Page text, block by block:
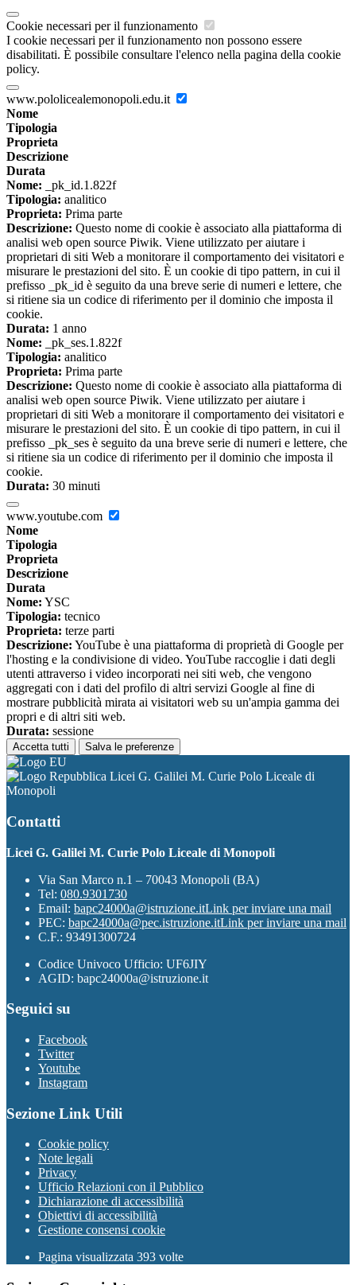
Cookie necessari per il funzionamento
I cookie necessari per il funzionamento non possono essere
disabilitati. È possibile consultare l'elenco nella pagina della cookie
policy.
www.pololicealemonopoli.edu.it
Nome
Tipologia
Proprieta
Descrizione
Durata
Nome: _pk_id.1.822f
Tipologia: analitico
Proprieta: Prima parte
Descrizione: Questo nome di cookie è associato alla piattaforma di
analisi web open source Piwik. Viene utilizzato per aiutare i
proprietari di siti Web a monitorare il comportamento dei visitatori e
misurare le prestazioni del sito. È un cookie di tipo pattern, in cui il
prefisso _pk_id è seguito da una breve serie di numeri e lettere, che
si ritiene sia un codice di riferimento per il dominio che imposta il
cookie.
Durata: 1 anno
Nome: _pk_ses.1.822f
Tipologia: analitico
Proprieta: Prima parte
Descrizione: Questo nome di cookie è associato alla piattaforma di
analisi web open source Piwik. Viene utilizzato per aiutare i
proprietari di siti Web a monitorare il comportamento dei visitatori e
misurare le prestazioni del sito. È un cookie di tipo pattern, in cui il
prefisso _pk_ses è seguito da una breve serie di numeri e lettere, che
si ritiene sia un codice di riferimento per il dominio che imposta il
cookie.
Durata: 30 minuti
www.youtube.com
Nome
Tipologia
Proprieta
Descrizione
Durata
Nome: YSC
Tipologia: tecnico
Proprieta: terze parti
Descrizione: YouTube è una piattaforma di proprietà di Google per
l'hosting e la condivisione di video. YouTube raccoglie i dati degli
utenti attraverso i video incorporati nei siti web, che vengono
aggregati con i dati del profilo di altri servizi Google al fine di
mostrare pubblicità mirata ai visitatori web su un'ampia gamma dei
propri e di altri siti web.
Durata: sessione
Accetta tutti Salva le preferenze
Licei G. Galilei M. Curie Polo Liceale di
Monopoli
Contatti
Licei G. Galilei M. Curie Polo Liceale di Monopoli
Via San Marco n.1 – 70043 Monopoli (BA)
Tel: 080.9301730
Email: bapc24000a@istruzione.itLink per inviare una mail
PEC: bapc24000a@pec.istruzione.itLink per inviare una mail
C.F.: 93491300724
Codice Univoco Ufficio: UF6JIY
AGID: bapc24000a@istruzione.it
Seguici su
Facebook
Twitter
Youtube
Instagram
Sezione Link Utili
Cookie policy
Note legali
Privacy
Ufficio Relazioni con il Pubblico
Dichiarazione di accessibilità
Obiettivi di accessibilità
Gestione consensi cookie
Pagina visualizzata 393 volte